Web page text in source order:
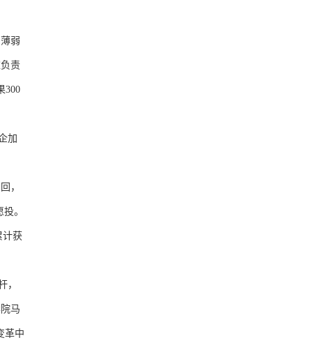
弱
责
300
加
，
。
计获
，
马
革中